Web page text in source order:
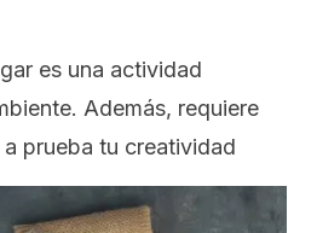
es una actividad
Además, requiere
prueba tu creatividad